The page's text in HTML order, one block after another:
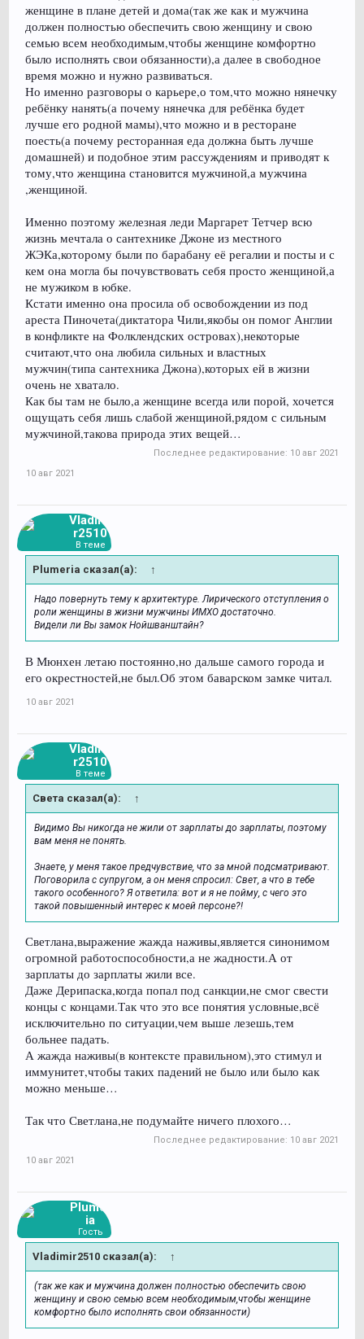
женщине в плане детей и дома(так же как и мужчина
должен полностью обеспечить свою женщину и свою
семью всем необходимым,чтобы женщине комфортно
было исполнять свои обязанности),а далее в свободное
время можно и нужно развиваться.
Но именно разговоры о карьере,о том,что можно нянечку
ребёнку нанять(а почему нянечка для ребёнка будет
лучше его родной мамы),что можно и в ресторане
поесть(а почему ресторанная еда должна быть лучше
домашней) и подобное этим рассуждениям и приводят к
тому,что женщина становится мужчиной,а мужчина
,женщиной.
Именно поэтому железная леди Маргарет Тетчер всю
жизнь мечтала о сантехнике Джоне из местного
ЖЭКа,которому были по барабану её регалии и посты и с
кем она могла бы почувствовать себя просто женщиной,а
не мужиком в юбке.
Кстати именно она просила об освобождении из под
ареста Пиночета(диктатора Чили,якобы он помог Англии
в конфликте на Фолклендских островах),некоторые
считают,что она любила сильных и властных
мужчин(типа сантехника Джона),которых ей в жизни
очень не хватало.
Как бы там не было,а женщине всегда или порой, хочется
ощущать себя лишь слабой женщиной,рядом с сильным
мужчиной,такова природа этих вещей…
Последнее редактирование: 10 авг 2021
10 авг 2021
Vladimi
r2510
В теме
Plumeria сказал(а): ↑
Надо повернуть тему к архитектуре. Лирического отступления о
роли женщины в жизни мужчины ИМХО достаточно.
Видели ли Вы замок Нойшванштайн?
В Мюнхен летаю постоянно,но дальше самого города и
его окрестностей,не был.Об этом баварском замке читал.
10 авг 2021
Vladimi
r2510
В теме
Света сказал(а): ↑
Видимо Вы никогда не жили от зарплаты до зарплаты, поэтому
вам меня не понять.
Знаете, у меня такое предчувствие, что за мной подсматривают.
Поговорила с супругом, а он меня спросил: Свет, а что в тебе
такого особенного? Я ответила: вот и я не пойму, с чего это
такой повышенный интерес к моей персоне?!
Светлана,выражение жажда наживы,является синонимом
огромной работоспособности,а не жадности.А от
зарплаты до зарплаты жили все.
Даже Дерипаска,когда попал под санкции,не смог свести
концы с концами.Так что это все понятия условные,всё
исключительно по ситуации,чем выше лезешь,тем
больнее падать.
А жажда наживы(в контексте правильном),это стимул и
иммунитет,чтобы таких падений не было или было как
можно меньше…
Так что Светлана,не подумайте ничего плохого…
Последнее редактирование: 10 авг 2021
10 авг 2021
Plumer
ia
Гость
Vladimir2510 сказал(а): ↑
(так же как и мужчина должен полностью обеспечить свою
женщину и свою семью всем необходимым,чтобы женщине
комфортно было исполнять свои обязанности)